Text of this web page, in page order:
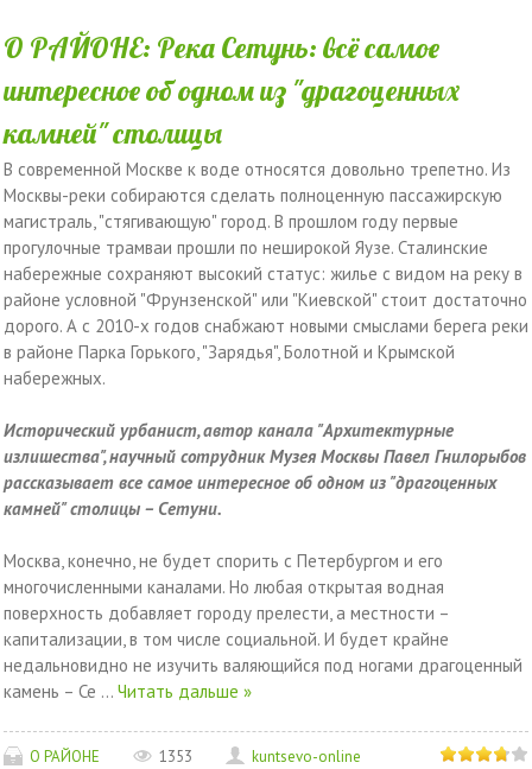
О РАЙОНЕ: Река Сетунь: всё самое
интересное об одном из "драгоценных
камней" столицы
В современной Москве к воде относятся довольно трепетно. Из
Москвы-реки собираются сделать полноценную пассажирскую
магистраль, "стягивающую" город. В прошлом году первые
прогулочные трамваи прошли по неширокой Яузе. Сталинские
набережные сохраняют высокий статус: жилье с видом на реку в
районе условной "Фрунзенской" или "Киевской" стоит достаточно
дорого. А с 2010-х годов снабжают новыми смыслами берега реки
в районе Парка Горького, "Зарядья", Болотной и Крымской
набережных.
Исторический урбанист, автор канала "Архитектурные
излишества", научный сотрудник Музея Москвы Павел Гнилорыбов
рассказывает все самое интересное об одном из "драгоценных
камней" столицы – Сетуни.
Москва, конечно, не будет спорить с Петербургом и его
многочисленными каналами. Но любая открытая водная
поверхность добавляет городу прелести, а местности –
капитализации, в том числе социальной. И будет крайне
недальновидно не изучить валяющийся под ногами драгоценный
камень – Се ... Читать дальше »
О РАЙОНЕ 1353
kuntsevo-online